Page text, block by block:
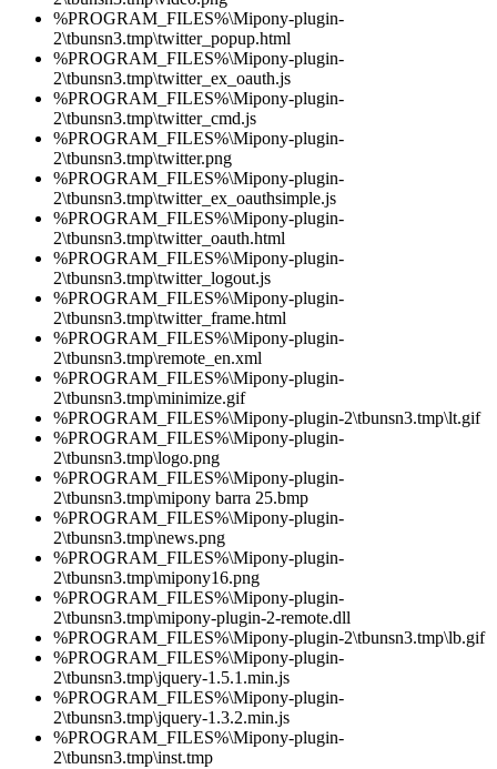
%PROGRAM_FILES%\Mipony-plugin-
2\tbunsn3.tmp\twitter_popup.html
%PROGRAM_FILES%\Mipony-plugin-
2\tbunsn3.tmp\twitter_ex_oauth.js
%PROGRAM_FILES%\Mipony-plugin-
2\tbunsn3.tmp\twitter_cmd.js
%PROGRAM_FILES%\Mipony-plugin-
2\tbunsn3.tmp\twitter.png
%PROGRAM_FILES%\Mipony-plugin-
2\tbunsn3.tmp\twitter_ex_oauthsimple.js
%PROGRAM_FILES%\Mipony-plugin-
2\tbunsn3.tmp\twitter_oauth.html
%PROGRAM_FILES%\Mipony-plugin-
2\tbunsn3.tmp\twitter_logout.js
%PROGRAM_FILES%\Mipony-plugin-
2\tbunsn3.tmp\twitter_frame.html
%PROGRAM_FILES%\Mipony-plugin-
2\tbunsn3.tmp\remote_en.xml
%PROGRAM_FILES%\Mipony-plugin-
2\tbunsn3.tmp\minimize.gif
%PROGRAM_FILES%\Mipony-plugin-2\tbunsn3.tmp\lt.gif
%PROGRAM_FILES%\Mipony-plugin-
2\tbunsn3.tmp\logo.png
%PROGRAM_FILES%\Mipony-plugin-
2\tbunsn3.tmp\mipony barra 25.bmp
%PROGRAM_FILES%\Mipony-plugin-
2\tbunsn3.tmp\news.png
%PROGRAM_FILES%\Mipony-plugin-
2\tbunsn3.tmp\mipony16.png
%PROGRAM_FILES%\Mipony-plugin-
2\tbunsn3.tmp\mipony-plugin-2-remote.dll
%PROGRAM_FILES%\Mipony-plugin-2\tbunsn3.tmp\lb.gif
%PROGRAM_FILES%\Mipony-plugin-
2\tbunsn3.tmp\jquery-1.5.1.min.js
%PROGRAM_FILES%\Mipony-plugin-
2\tbunsn3.tmp\jquery-1.3.2.min.js
%PROGRAM_FILES%\Mipony-plugin-
2\tbunsn3.tmp\inst.tmp